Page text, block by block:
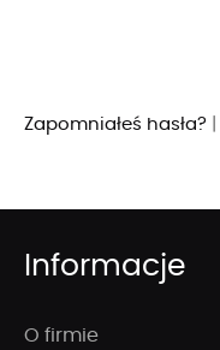
Zapomniałeś hasła?
Informacje
O firmie